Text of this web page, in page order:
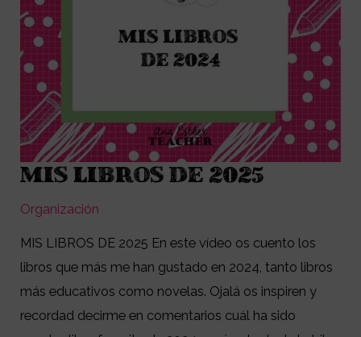
MIS LIBROS DE 2025
Organización
MIS LIBROS DE 2025 En este vídeo os cuento los
libros que más me han gustado en 2024, tanto libros
más educativos como novelas. Ojalá os inspiren y
recordad decirme en comentarios cuál ha sido
MIS
DE
2025